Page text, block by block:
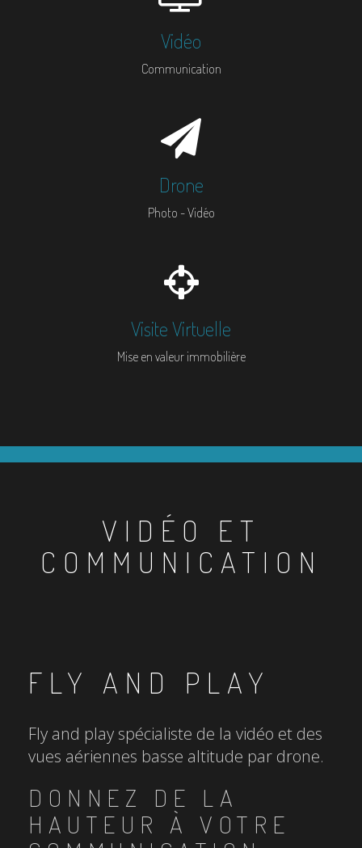
Vidéo
Communication
Drone
Photo - Vidéo
Visite Virtuelle
Mise en valeur immobilière
VIDÉO ET
COMMUNICATION
FLY AND PLAY
Fly and play spécialiste de la vidéo et des
vues aériennes basse altitude par drone.
DONNEZ DE LA
HAUTEUR À VOTRE